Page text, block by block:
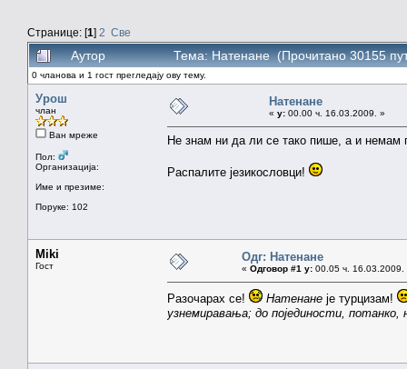
Странице: [1] 2 Све
Аутор Тема: Натенане (Прочитано 30155
0 чланова и 1 гост прегледају ову тему.
Урош
члан
Ван мреже
Пол:
Организација:
Име и презиме:
Поруке: 102
Натенане
« у: 00.00 ч. 16.03.2009. »
Не знам ни да ли се тако пише, а и немам
Распалите језикословци!
Miki
Гост
Одг: Натенане
« Одговор #1 у: 00.05 ч. 16.03.2009.
Разочарах се! Натенане је турцизам!
узнемиравања; до појединости,